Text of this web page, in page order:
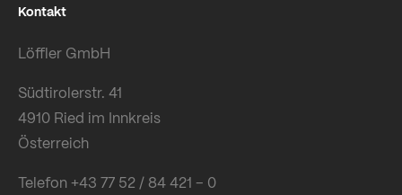
Kontakt
Löffler GmbH
Südtirolerstr. 41
4910 Ried im Innkreis
Österreich
Telefon +43 77 52 / 84 421 – 0